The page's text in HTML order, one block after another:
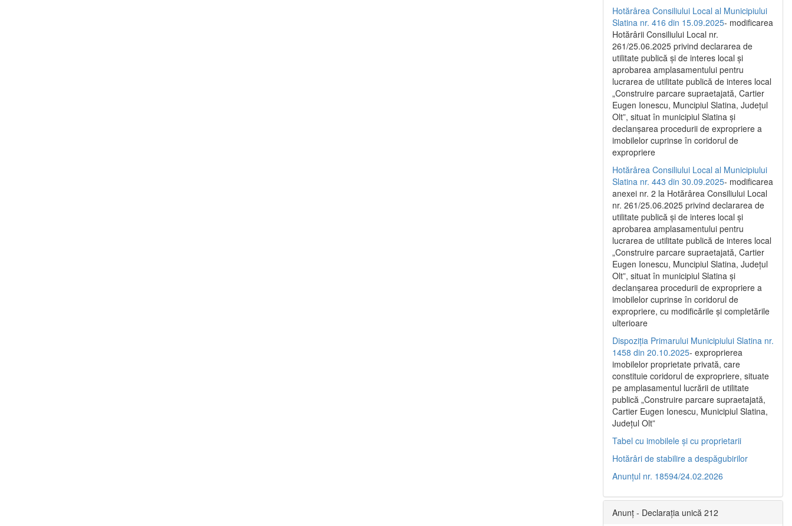
Hotărârea Consiliului Local al Municipiului
Slatina nr. 416 din 15.09.2025- modificarea
Hotărârii Consiliului Local nr.
261/25.06.2025 privind declararea de
utilitate publică și de interes local și
aprobarea amplasamentului pentru
lucrarea de utilitate publică de interes local
„Construire parcare supraetajată, Cartier
Eugen Ionescu, Muncipiul Slatina, Județul
Olt”, situat în municipiul Slatina și
declanșarea procedurii de expropriere a
imobilelor cuprinse în coridorul de
expropriere
Hotărârea Consiliului Local al Municipiului
Slatina nr. 443 din 30.09.2025- modificarea
anexei nr. 2 la Hotărârea Consiliului Local
nr. 261/25.06.2025 privind declararea de
utilitate publică şi de interes local şi
aprobarea amplasamentului pentru
lucrarea de utilitate publică de interes local
„Construire parcare supraetajată, Cartier
Eugen Ionescu, Muncipiul Slatina, Judeţul
Olt”, situat în municipiul Slatina şi
declanşarea procedurii de expropriere a
imobilelor cuprinse în coridorul de
expropriere, cu modificările şi completările
ulterioare
Dispoziția Primarului Municipiului Slatina nr.
1458 din 20.10.2025- exproprierea
imobilelor proprietate privată, care
constituie coridorul de expropriere, situate
pe amplasamentul lucrării de utilitate
publică „Construire parcare supraetajată,
Cartier Eugen Ionescu, Municipiul Slatina,
Județul Olt”
Tabel cu imobilele și cu proprietarii
Hotărâri de stabilire a despăgubirilor
Anunțul nr. 18594/24.02.2026
Anunț - Declarația unică 212